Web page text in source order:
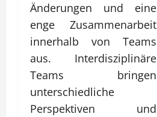
Änderungen und eine
enge Zusammenarbeit
innerhalb von Teams
aus. Interdisziplinäre
Teams bringen
unterschiedliche
Perspektiven und